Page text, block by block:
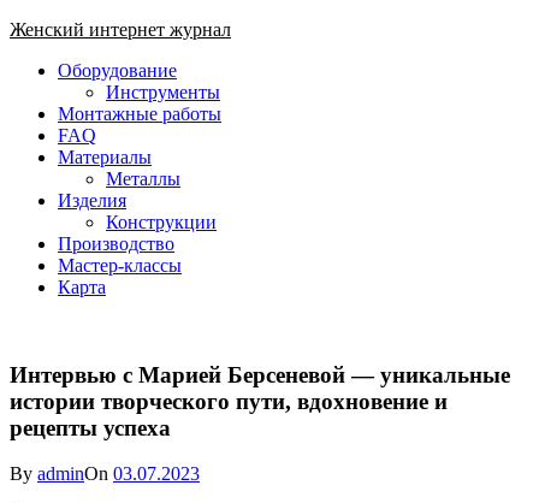
Skip
content
Женский интернет журнал
Close
Оборудование
Инструменты
Монтажные работы
FAQ
Материалы
Металлы
Изделия
Конструкции
Производство
Мастер-классы
Карта
Интервью с Марией Берсеневой — уникальные
истории творческого пути, вдохновение и
рецепты успеха
By adminOn 03.07.2023